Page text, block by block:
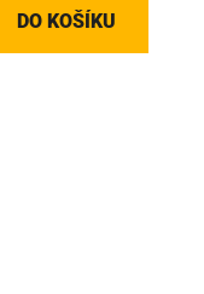
DO KOŠÍKU